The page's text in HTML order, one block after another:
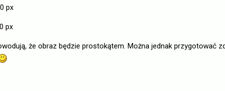
px
px
że obraz będzie prostokątem. Można jednak przygotować